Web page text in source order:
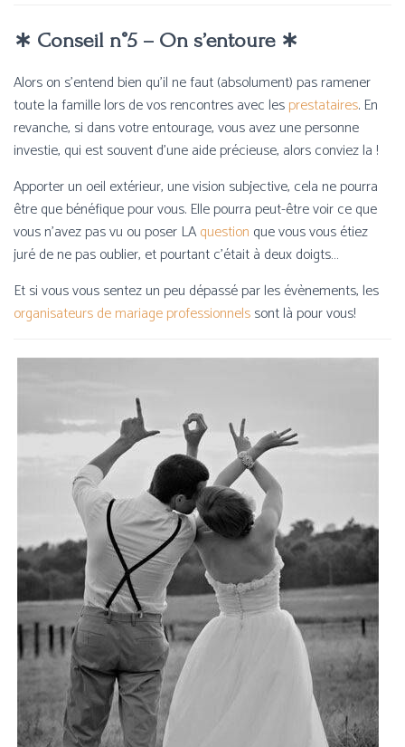
∗ Conseil n°5 – On s’entoure ∗
Alors on s’entend bien qu’il ne faut (absolument) pas ramener
toute la famille lors de vos rencontres avec lesprestataires. En
revanche, si dans votre entourage, vous avez une personne
investie, qui est souvent d’une aide précieuse, alors conviez la !
Apporter un oeil extérieur, une vision subjective, cela ne pourra
être que bénéfique pour vous. Elle pourra peut-être voir ce que
vous n’avez pas vu ou poser LAquestion que vous vous étiez
juré de ne pas oublier, et pourtant c’était à deux doigts…
Et si vous vous sentez un peu dépassé par les évènements, les
organisateurs de mariage professionnelssont là pour vous!